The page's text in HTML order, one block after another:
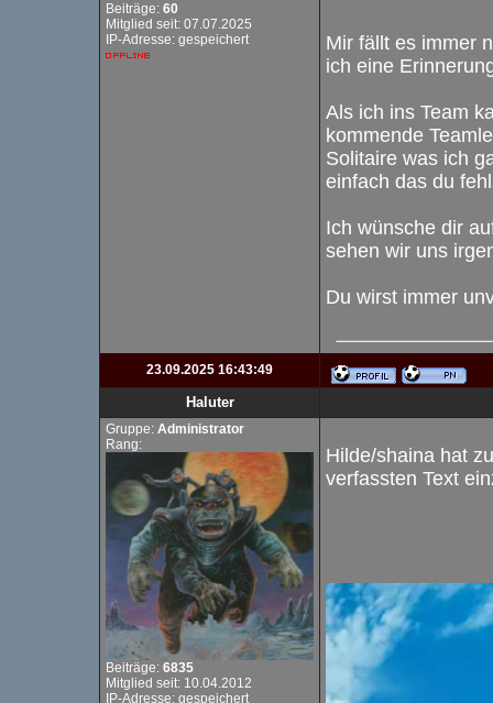
Beiträge: 60
Mitglied seit: 07.07.2025
IP-Adresse: gespeichert
Mir fällt es immer
ich eine
Als ich ins Team
kommende
Solitaire was ich
einfach das du
Ich wünsche dir
sehen wir uns
Du wirst immer
23.09.2025 16:43:49
Haluter
Gruppe: Administrator
Rang:
Beiträge: 6835
Mitglied seit: 10.04.2012
IP-Adresse: gespeichert
Hilde/shaina hat
verfassten Text